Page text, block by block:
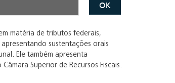
OK
matéria de tributos federais,
sustentações orais
Ele também apresenta
Superior de Recursos Fiscais.